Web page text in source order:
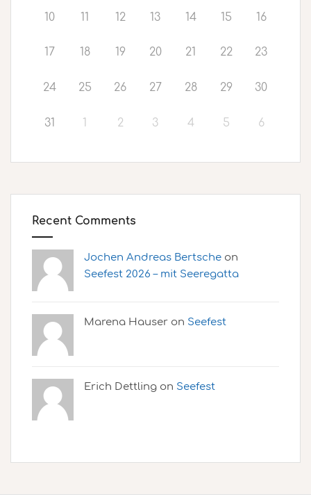
10 11 12 13 14 15 16
17 18 19 20 21 22 23
24 25 26 27 28 29 30
31 1 2 3 4 5 6
Recent Comments
Jochen Andreas Bertsche on
Seefest 2026 – mit Seeregatta
Marena Hauser on Seefest
Erich Dettling on Seefest